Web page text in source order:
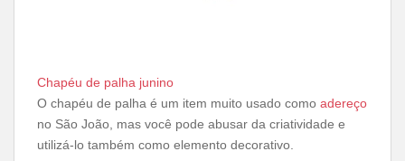
Chapéu de palha junino
O chapéu de palha é um item muito usado como adereço
no São João, mas você pode abusar da criatividade e
utilizá-lo também como elemento decorativo.